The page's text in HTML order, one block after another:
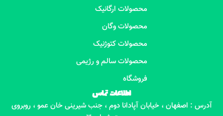
محصولات ارگانیک
محصولات وگان
محصولات کتوژنیک
محصولات سالم و رژیمی
فروشگاه
اطلاعات تماس
آدرس : اصفهان ، خیابان آپادانا دوم ، جنب شیرینی خان عمو ، روبروی